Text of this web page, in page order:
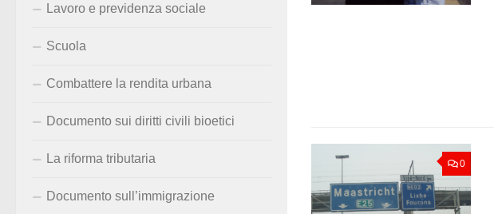
0
Lavoro e previdenza sociale
Scuola
Combattere la rendita urbana
Documento sui diritti civili bioetici
La riforma tributaria
Documento sull’immigrazione